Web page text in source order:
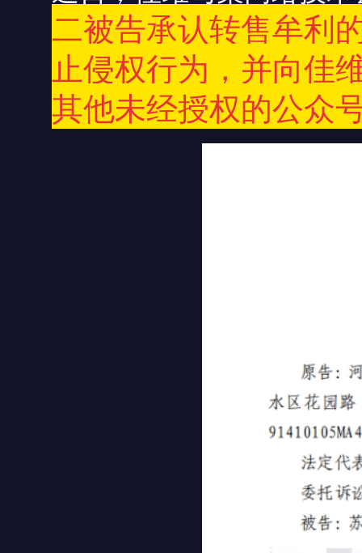
二被告承认转售牟利
止侵权行为，并向佳
其他未经授权的公众